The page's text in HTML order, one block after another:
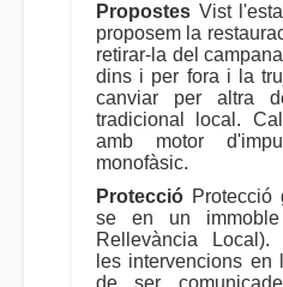
Propostes Vist
proposem la
retirar-la del
dins i per fora i la
canviar per altra
tradicional local.
amb motor
monofàsic.
Protecció Protecció
se en un
Rellevància Local).
les intervencions en